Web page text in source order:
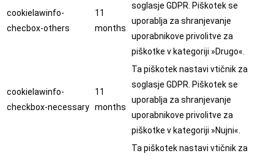
cookielawinfo-
checbox-others
11
months
soglasje GDPR. Piškotek se
uporablja za shranjevanje
uporabnikove privolitve za
piškotke v kategoriji »Drugo«.
cookielawinfo-
checkbox-necessary
11
months
Ta piškotek nastavi vtičnik za
soglasje GDPR. Piškotek se
uporablja za shranjevanje
uporabnikove privolitve za
piškotke v kategoriji »Nujni«.
Ta piškotek nastavi vtičnik za